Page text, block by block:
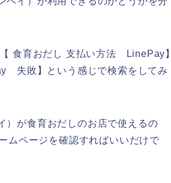
食育おだし 支払い方法 LinePay】
失敗】という感じで検索をしてみ
）が食育おだしのお店で使えるの
ムページを確認すればいいだけで